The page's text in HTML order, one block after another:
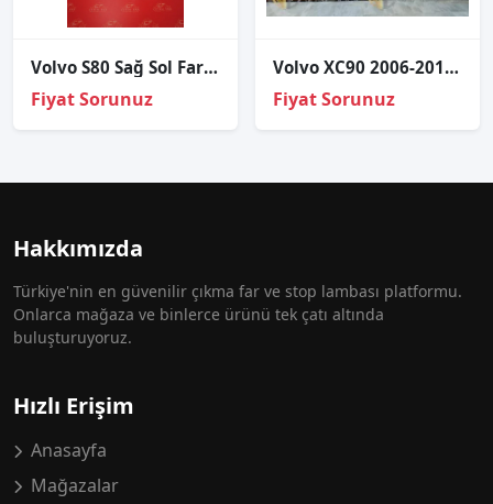
Volvo S80 Sağ Sol Far Si̇nyalleri̇ 1999-2005
Fiyat Sorunuz
Volvo XC90 2006-2011 Xenon Far Beyni 30784246
Fiyat Sorunuz
Hakkımızda
Türkiye'nin en güvenilir çıkma far ve stop lambası platformu.
Onlarca mağaza ve binlerce ürünü tek çatı altında
buluşturuyoruz.
Hızlı Erişim
Anasayfa
Mağazalar